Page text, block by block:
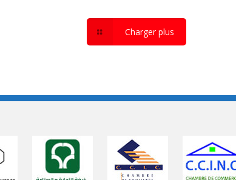
Charger plus